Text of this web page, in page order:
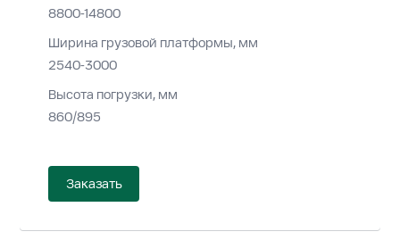
8800-14800
Ширина грузовой платформы, мм
2540-3000
Высота погрузки, мм
860/895
Заказать